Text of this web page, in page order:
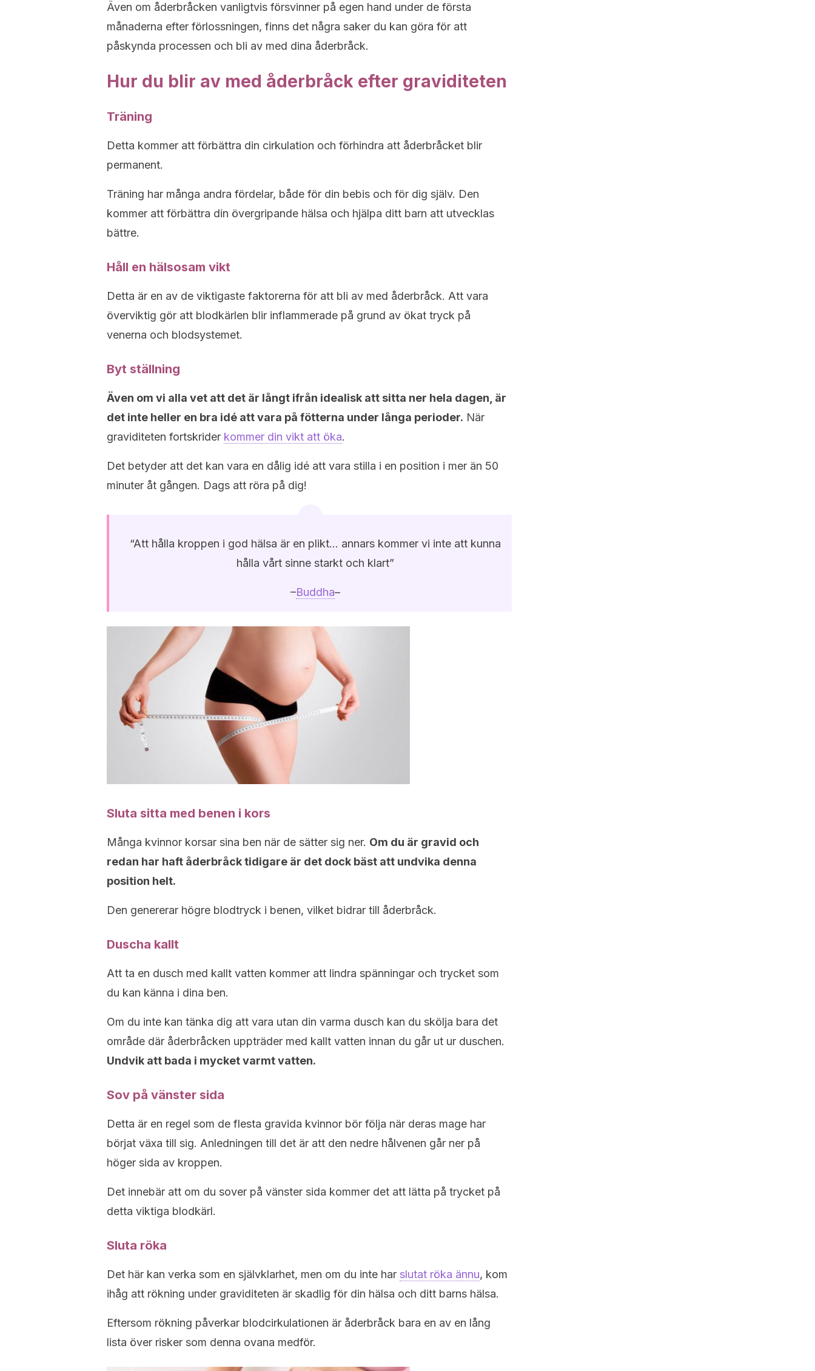
Även om åderbråcken vanligtvis försvinner på egen hand under de första
månaderna efter förlossningen, finns det några saker du kan göra för att
påskynda processen och bli av med dina åderbråck.
Hur du blir av med åderbråck efter graviditeten
Träning
Detta kommer att förbättra din cirkulation och förhindra att åderbråcket blir
permanent.
Träning har många andra fördelar, både för din bebis och för dig själv. Den
kommer att förbättra din övergripande hälsa och hjälpa ditt barn att utvecklas
bättre.
Håll en hälsosam vikt
Detta är en av de viktigaste faktorerna för att bli av med åderbråck. Att vara
överviktig gör att blodkärlen blir inflammerade på grund av ökat tryck på
venerna och blodsystemet.
Byt ställning
Även om vi alla vet att det är långt ifrån idealisk att sitta ner hela dagen, är
det inte heller en bra idé att vara på fötterna under långa perioder. När
graviditeten fortskrider kommer din vikt att öka.
Det betyder att det kan vara en dålig idé att vara stilla i en position i mer än 50
minuter åt gången. Dags att röra på dig!
“Att hålla kroppen i god hälsa är en plikt… annars kommer vi inte att kunna
hålla vårt sinne starkt och klart”
–Buddha–
Sluta sitta med benen i kors
Många kvinnor korsar sina ben när de sätter sig ner. Om du är gravid och
redan har haft åderbråck tidigare är det dock bäst att undvika denna
position helt.
Den genererar högre blodtryck i benen, vilket bidrar till åderbråck.
Duscha kallt
Att ta en dusch med kallt vatten kommer att lindra spänningar och trycket som
du kan känna i dina ben.
Om du inte kan tänka dig att vara utan din varma dusch kan du skölja bara det
område där åderbråcken uppträder med kallt vatten innan du går ut ur duschen.
Undvik att bada i mycket varmt vatten.
Sov på vänster sida
Detta är en regel som de flesta gravida kvinnor bör följa när deras mage har
börjat växa till sig. Anledningen till det är att den nedre hålvenen går ner på
höger sida av kroppen.
Det innebär att om du sover på vänster sida kommer det att lätta på trycket på
detta viktiga blodkärl.
Sluta röka
Det här kan verka som en självklarhet, men om du inte har slutat röka ännu, kom
ihåg att rökning under graviditeten är skadlig för din hälsa och ditt barns hälsa.
Eftersom rökning påverkar blodcirkulationen är åderbråck bara en av en lång
lista över risker som denna ovana medför.